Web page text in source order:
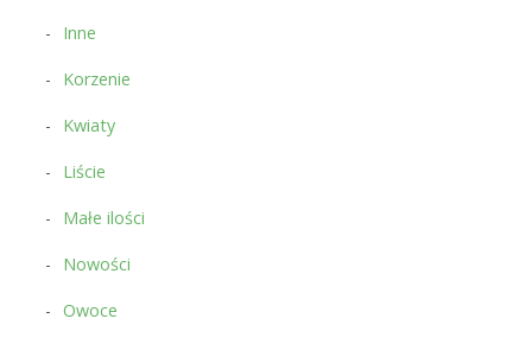
Inne
Korzenie
Kwiaty
Liście
Małe ilości
Nowości
Owoce